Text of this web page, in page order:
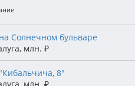
Солнечном бульваре
, млн. ₽
8"